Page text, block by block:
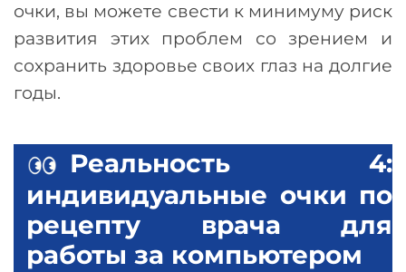
очки, вы можете свести к минимуму риск
развития этих проблем со зрением и
сохранить здоровье своих глаз на долгие
годы.
Реальность 4:
индивидуальные очки по
рецепту врача для
работы за компьютером